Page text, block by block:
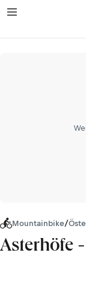
Mountainbike/
Asterhöfe